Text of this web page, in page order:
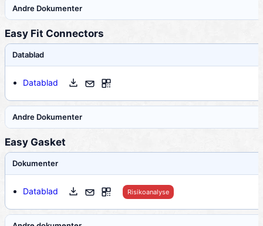
Andre Dokumenter
Easy Fit Connectors
Datablad
Datablad
Andre Dokumenter
Easy Gasket
Dokumenter
Datablad Risikoanalyse